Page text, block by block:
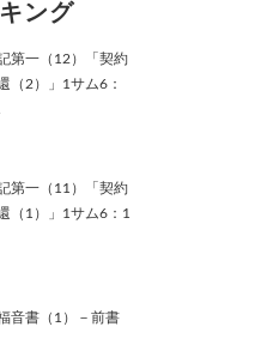
ング
第一（12）「契約
（2）」1サム6：
第一（11）「契約
（1）」1サム6：1
音書（1）－前書